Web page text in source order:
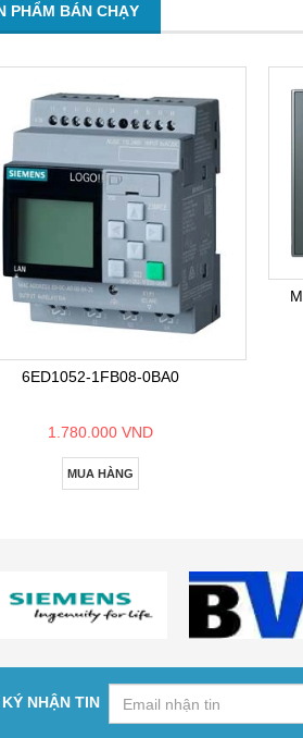
PHẨM BÁN CHẠY
6ED1052-1FB08-0BA0
1.780.000 VND
MUA HÀNG
NHẬN TIN